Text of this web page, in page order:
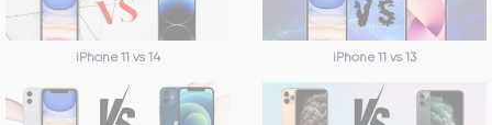
iPhone 11 vs 14 iPhone 11 vs 13